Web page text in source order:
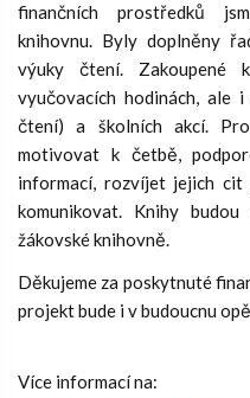
finančních prostředků
knihovnu. Byly doplněny
výuky čtení. Zakoupené
vyučovacích hodinách, ale
čtení) a školních akcí.
motivovat k četbě,
informací, rozvíjet jejich cit
komunikovat. Knihy
žákovské knihovně.
Děkujeme za poskytnuté
projekt bude i v budoucnu
Více informací na: